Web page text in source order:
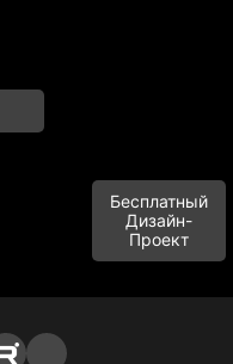
Бесплатный
Дизайн-
Проект